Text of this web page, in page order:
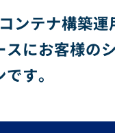
コンテナ構築
スにお客様の
す。